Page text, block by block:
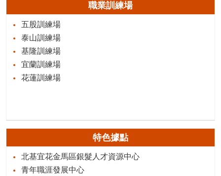
職業訓練場
五股訓練場
泰山訓練場
基隆訓練場
宜蘭訓練場
花蓮訓練場
特色據點
北基宜花金馬區銀髮人才資源中心
青年職涯發展中心